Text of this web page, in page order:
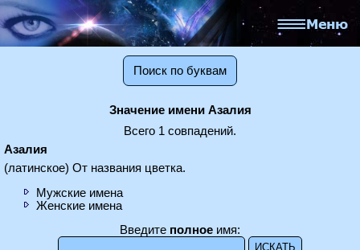
Поиск по буквам
Значение имени Азалия
Всего 1 совпадений.
Азалия
(латинское) От названия цветка.
Мужские имена
Женские имена
Введите полное имя: